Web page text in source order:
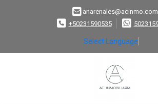
anarenales@acinmo.com
+50231590535
Select Language